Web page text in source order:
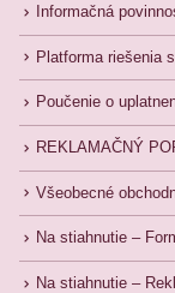
Informačná
Platforma riešenia
Poučenie o
REKLAMAČNÝ
Všeobecné
Na stiahnutie –
Na stiahnutie –